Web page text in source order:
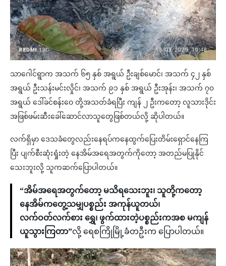
သာဂေါင်ရွာက အသက် ၆၅ နှစ် အရွယ် ဦးချစ်မောင်၊ အသက် ၄၂ နှစ်
အရွယ် ဦးသန်းမင်းလှိုင်၊ အသက် ၉၁ နှစ် အရွယ် ဦးအုန်း၊ အသက် ၇၀
အရွယ် ဒေါ်ခင်စန်းဝေ တို့အသတ်ခံရပြီး ကျန် ၂ ဦးကတော့ လူသားဒိုင်း
အဖြစ်ဖမ်းဆီးခေါ်ဆောင်လာသူတွေဖြစ်တယ်လို့ ဆိုပါတယ်။
လက်ရှိမှာ ဒေသခံတွေလည်းနေရပ်ကနေထွက်ပြေးတိမ်းရှောင်နေကြ
ပြီး ပျက်စီးဆုံးရှုံးတဲ့ နေအိမ်အရေအတွက်ကိုတော့ အတည်မပြုနိုင်
သေးဘူးလို့ သူကဆက်ပြောပါတယ်။
“အိမ်အရေအတွက်တော့ မသိရသေးဘူး၊ သူတို့ကတော့
နေအိမ်ကတွေ့သမျှပစ္စည်း အကုန်ယူတယ်၊
လက်ဝတ်လက်စား ရွှေ၊ ဖွက်ထားတဲ့ပစ္စည်းကအစ မကျန်
ယူသွားကြတာ”လို့ ရေစကြိုမြို့ခံတဦးက ပြောပါတယ်။